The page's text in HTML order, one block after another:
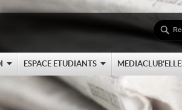
ESPACE ÉTUDIANTS